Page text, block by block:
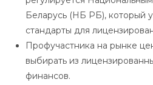
Беларусь (НБ РБ), который
стандарты для
Профучастника на рынке
выбирать из
финансов.